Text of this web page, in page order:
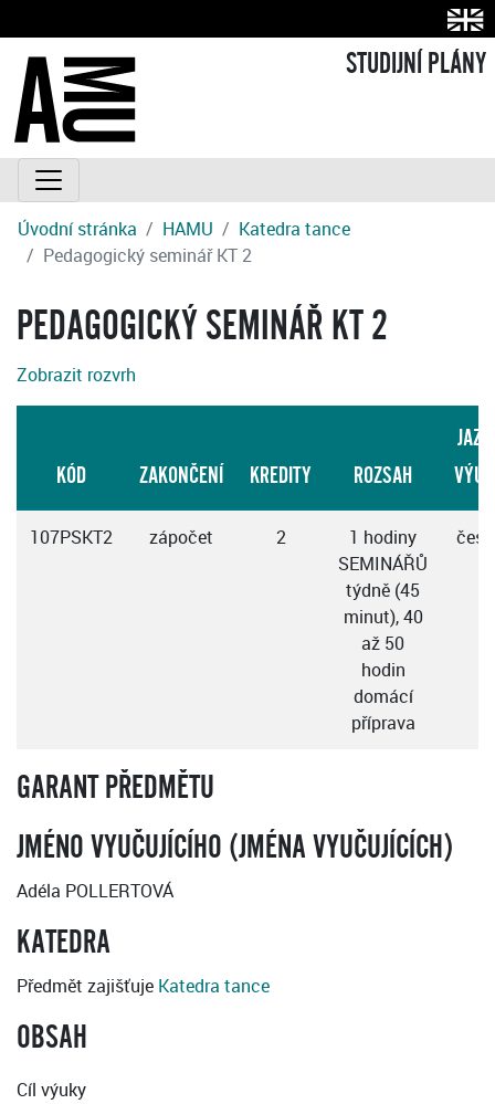
STUDIJNÍ PLÁNY
Úvodní stránka HAMU
Katedra tance
Pedagogický seminář KT 2
PEDAGOGICKÝ SEMINÁŘ KT 2
Zobrazit rozvrh
KÓD ZAKONČENÍ KREDITY ROZSAH
107PSKT2 zápočet 2
1 hodiny
SEMINÁŘŮ
týdně (45
minut), 40
až 50
hodin
domácí
příprava
GARANT PŘEDMĚTU
JMÉNO VYUČUJÍCÍHO (JMÉNA VYUČUJÍCÍCH)
Adéla POLLERTOVÁ
KATEDRA
Předmět zajišťuje Katedra tance
OBSAH
Cíl výuky